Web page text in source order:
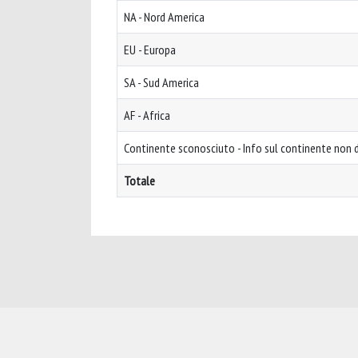
NA - Nord America
EU - Europa
SA - Sud America
AF - Africa
Continente sconosciuto - Info sul continente non
Totale